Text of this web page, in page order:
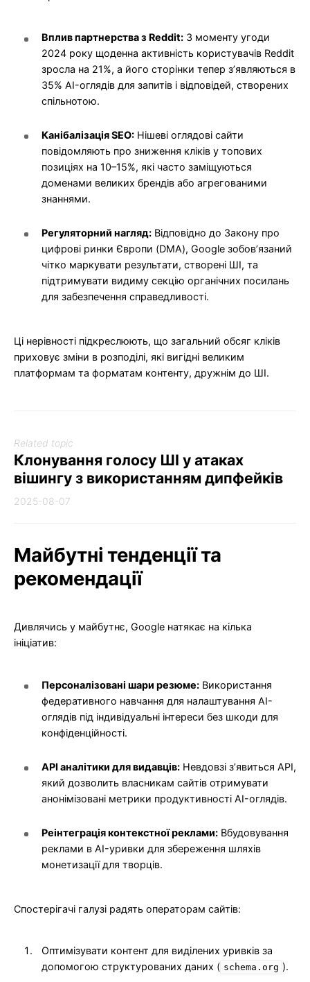
Вплив партнерства з Reddit: З моменту угоди
2024 року щоденна активність користувачів Reddit
зросла на 21%, а його сторінки тепер з’являються в
35% AI-оглядів для запитів і відповідей, створених
спільнотою.
Канібалізація SEO: Нішеві оглядові сайти
повідомляють про зниження кліків у топових
позиціях на 10–15%, які часто заміщуються
доменами великих брендів або агрегованими
знаннями.
Регуляторний нагляд: Відповідно до Закону про
цифрові ринки Європи (DMA), Google зобов’язаний
чітко маркувати результати, створені ШІ, та
підтримувати видиму секцію органічних посилань
для забезпечення справедливості.
Ці нерівності підкреслюють, що загальний обсяг кліків
приховує зміни в розподілі, які вигідні великим
платформам та форматам контенту, дружнім до ШІ.
Related topic
Клонування голосу ШІ у атаках
вішингу з використанням дипфейків
2025-08-07
Майбутні тенденції та
рекомендації
Дивлячись у майбутнє, Google натякає на кілька
ініціатив:
Персоналізовані шари резюме: Використання
федеративного навчання для налаштування AI-
оглядів під індивідуальні інтереси без шкоди для
конфіденційності.
API аналітики для видавців: Невдовзі з’явиться API,
який дозволить власникам сайтів отримувати
анонімізовані метрики продуктивності AI-оглядів.
Реінтеграція контекстної реклами: Вбудовування
реклами в AI-уривки для збереження шляхів
монетизації для творців.
Спостерігачі галузі радять операторам сайтів:
Оптимізувати контент для виділених уривків за
допомогою структурованих даних ( schema.org ).